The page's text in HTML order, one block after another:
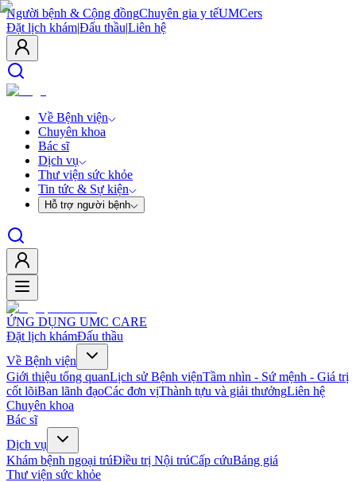
Người bệnh & Cộng đồngChuyên gia y tếUMCers
Đặt lịch khám|Đấu thầu|Liên hệ
Về Bệnh viện
Chuyên khoa
Bác sĩ
Dịch vụ
Thư viện sức khỏe
Tin tức & Sự kiện
Hỗ trợ người bệnh
ỨNG DỤNG UMC CARE
Đặt lịch khámĐấu thầu
Về Bệnh viện
Giới thiệu tổng quanLịch sử Bệnh việnTầm nhìn - Sứ mệnh - Giá trị
cốt lõiBan lãnh đạoCác đơn vịThành tựu và giải thưởngLiên hệ
Chuyên khoa
Bác sĩ
Dịch vụ
Khám bệnh ngoại trúĐiều trị Nội trúCấp cứuBảng giá
Thư viện sức khỏe